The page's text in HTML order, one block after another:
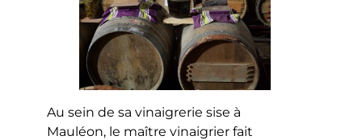
Au sein de sa vinaigrerie sise à
Mauléon, le maître vinaigrier fait